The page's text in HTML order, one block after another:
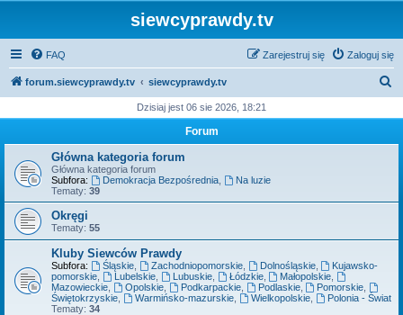
siewcyprawdy.tv
FAQ Zaloguj się
Zarejestruj się
forum.siewcyprawdy.tv siewcyprawdy.tv
k
Dzisiaj jest 06 sie 2026, 18:21
Forum
Główna kategoria forum
Główna kategoria forum
Subfora:
Demokracja Bezpośrednia,
Na luzie
Tematy: 39
Okręgi
Tematy: 55
Kluby Siewców Prawdy
Subfora: Śląskie, Zachodniopomorskie, Dolnośląskie,
Kujawsko-
pomorskie
Lubelskie, Lubuskie, Łódzkie, Małopolskie
Mazowieckie
Opolskie, Podkarpackie, Podlaskie, Pomorskie
Świętokrzyskie
Warmińsko-mazurskie, Wielkopolskie,
Polonia - Świat
Tematy: 34